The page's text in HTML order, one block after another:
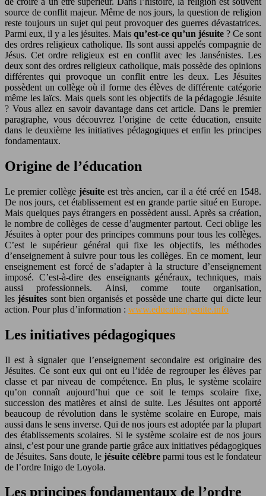
source de conflit majeur. Même de nos jours, la question de religion
reste toujours un sujet qui peut provoquer des guerres dévastatrices.
Parmi eux, il y a les jésuites. Mais qu’est-ce qu’un jésuite ? Ce sont
des ordres religieux catholique. Ils sont aussi appelés compagnie de
Jésus. Cet ordre religieux est en conflit avec les Jansénistes. Les
deux sont des ordres religieux catholique, mais possède des opinions
différentes qui provoque un conflit entre les deux. Les Jésuites
possèdent un collège où il forme des élèves de différente catégorie
même les laïcs. Mais quels sont les objectifs de la pédagogie Jésuite
? Vous allez en savoir davantage dans cet article. Dans le premier
paragraphe, vous découvrez l’origine de cette éducation, ensuite
dans le deuxième les initiatives pédagogiques et enfin les principes
fondamentaux.
Origine de l’éducation
Le premier collègejésuite est très ancien, car il a été créé en 1548.
De nos jours, cet établissement est en grande partie situé en Europe.
Mais quelques pays étrangers en possèdent aussi. Après sa création,
le nombre de collèges de cesse d’augmenter partout. Ceci oblige les
Jésuites à opter pour des principes communs pour tous les collèges.
C’est le supérieur général qui fixe les objectifs, les méthodes
d’enseignement à suivre pour tous les collèges. En ce moment, leur
enseignement est forcé de s’adapter à la structure d’enseignement
imposé. C’est-à-dire des enseignants généraux, techniques, mais
aussi professionnels. Ainsi, comme toute organisation,
lesjésuites sont bien organisés et possède une charte qui dicte leur
action. Pour plus d’information : www.educationjesuite.info
Les initiatives pédagogiques
Il est à signaler que l’enseignement secondaire est originaire des
Jésuites. Ce sont eux qui ont eu l’idée de regrouper les élèves par
classe et par niveau de compétence. En plus, le système scolaire
qu’on connaît aujourd’hui que ce soit le temps scolaire fixe,
succession des matières et ainsi de suite. Les Jésuites ont apporté
beaucoup de révolution dans le système scolaire en Europe, mais
aussi dans le sens inverse. Qui de nos jours est adoptée par la plupart
des établissements scolaires. Si le système scolaire est de nos jours
ainsi, c’est pour une grande partie grâce aux initiatives pédagogiques
de Jésuites. Sans doute, le jésuite célèbre parmi tous est le fondateur
de l’ordre Inigo de Loyola.
Les principes fondamentaux de l’ordre